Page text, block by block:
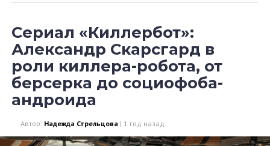
Сериал «Киллербот»:
Александр Скарсгард в
роли киллера-робота, от
берсерка до социофоба-
андроида
Автор: Надежда Стрельцова | 1 год назад